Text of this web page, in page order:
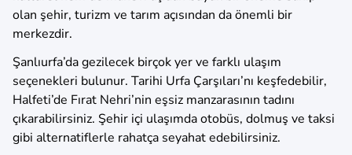
olan şehir, turizm ve tarım açısından da önemli bir
merkezdir.
Şanlıurfa’da gezilecek birçok yer ve farklı ulaşım
seçenekleri bulunur. Tarihi Urfa Çarşıları’nı keşfedebilir,
Halfeti’de Fırat Nehri’nin eşsiz manzarasının tadını
çıkarabilirsiniz. Şehir içi ulaşımda otobüs, dolmuş ve taksi
gibi alternatiflerle rahatça seyahat edebilirsiniz.